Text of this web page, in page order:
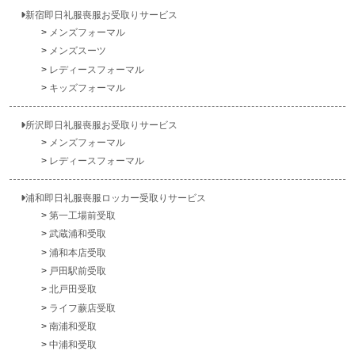
新宿即日礼服喪服お受取りサービス
メンズフォーマル
メンズスーツ
レディースフォーマル
キッズフォーマル
所沢即日礼服喪服お受取りサービス
メンズフォーマル
レディースフォーマル
浦和即日礼服喪服ロッカー受取りサービス
第一工場前受取
武蔵浦和受取
浦和本店受取
戸田駅前受取
北戸田受取
ライフ蕨店受取
南浦和受取
中浦和受取